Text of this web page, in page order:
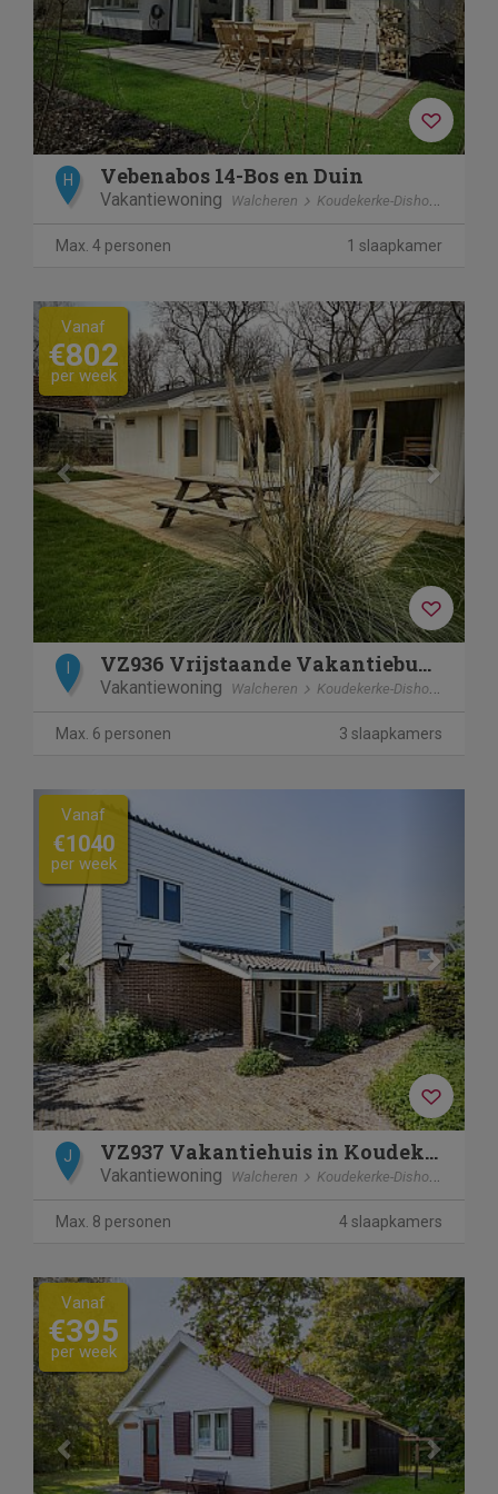
H Vebenabos 14-Bos en Duin
Vakantiewoning Walcheren Koudekerke-Dishoek
Max. 4 personen 1 slaapkamer
Previous Next
Vanaf
€802
per week
VZ936 Vrijstaande Vakantiebungalow Koudekerke-Dishoek
Vakantiewoning Walcheren Koudekerke-Dishoek
Max. 6 personen 3 slaapkamers
Previous
Vanaf
€1040
per week
J VZ937 Vakantiehuis in Koudekerke-Dishoek
Vakantiewoning Walcheren Koudekerke-Dishoek
Max. 8 personen 4 slaapkamers
Previous Next
Vanaf
€395
per week